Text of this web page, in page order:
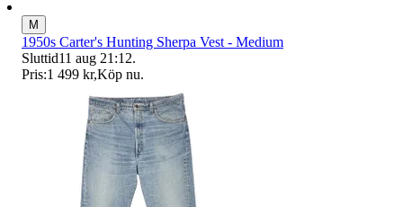
M
1950s Carter's Hunting Sherpa Vest - Medium
Sluttid11 aug 21:12.
Pris:1 499 kr,Köp nu.